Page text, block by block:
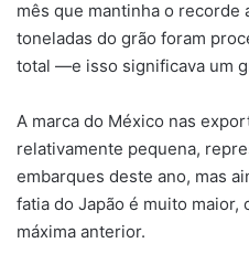
mês que mantinha o recorde
toneladas do grão foram
total —e isso significava um
A marca do México nas
relativamente pequena,
embarques deste ano, mas
fatia do Japão é muito maior,
máxima anterior.